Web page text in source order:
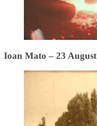
Ioan Mato – 23 August